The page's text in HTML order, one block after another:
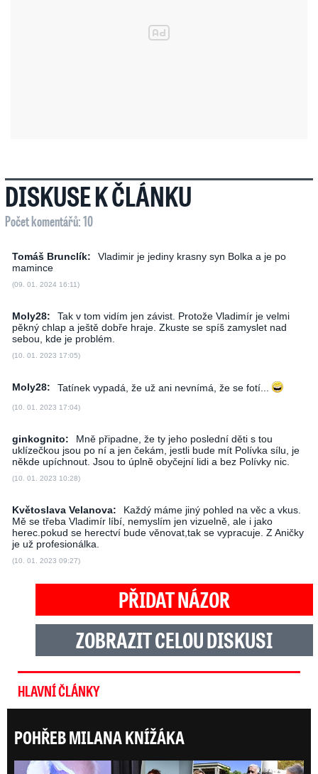
DISKUSE K ČLÁNKU
Počet komentářů: 10
Tomáš Brunclík:
Vladimir je jediny krasny syn Bolka a je po
mamince
(09. 01. 2024 16:11)
Moly28:
Tak v tom vidím jen závist. Protože Vladimír je velmi
pěkný chlap a ještě dobře hraje. Zkuste se spíš zamyslet nad
sebou, kde je problém.
(10. 01. 2023 17:05)
Moly28: Tatínek vypadá, že už ani nevnímá, že se fotí...
(10. 01. 2023 17:04)
ginkognito:
Mně připadne, že ty jeho poslední děti s tou
uklízečkou jsou po ní a jen čekám, jestli bude mít Polívka sílu, je
někde upíchnout. Jsou to úplně obyčejní lidi a bez Polívky nic.
(10. 01. 2023 10:28)
Květoslava Velanova:
Každý máme jiný pohled na věc a vkus.
Mě se třeba Vladimír líbí, nemyslím jen vizuelně, ale i jako
herec.pokud se herectví bude věnovat,tak se vypracuje. Z Aničky
je už profesionálka.
(10. 01. 2023 09:27)
PŘIDAT NÁZOR
ZOBRAZIT CELOU DISKUSI
HLAVNÍ ČLÁNKY
POHŘEB MILANA KNÍŽÁKA